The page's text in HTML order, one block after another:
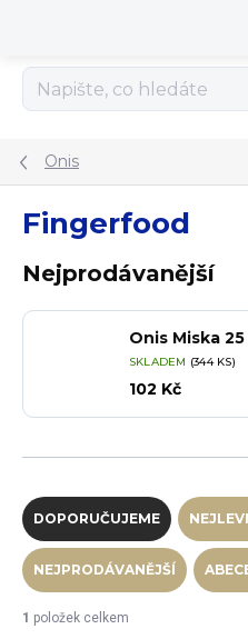
Onis
Fingerfood
Nejprodávanější
Onis Miska
SKLADEM (344 KS)
102 Kč
Řazení produktů
DOPORUČUJEME
NEJPRODÁVANĚJŠÍ
1 položek celkem